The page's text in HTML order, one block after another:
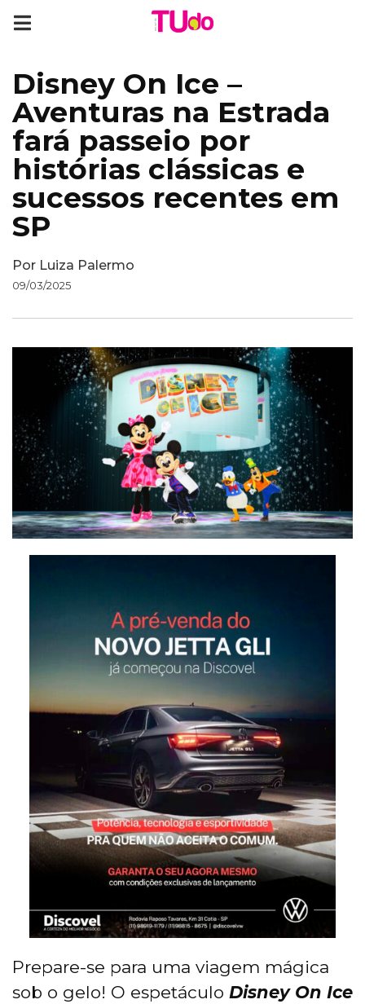
Disney On Ice –
Aventuras na Estrada
fará passeio por
histórias clássicas e
sucessos recentes em
SP
Por Luiza Palermo
09/03/2025
Prepare-se para uma viagem mágica
sob o gelo! O espetáculo Disney On Ice